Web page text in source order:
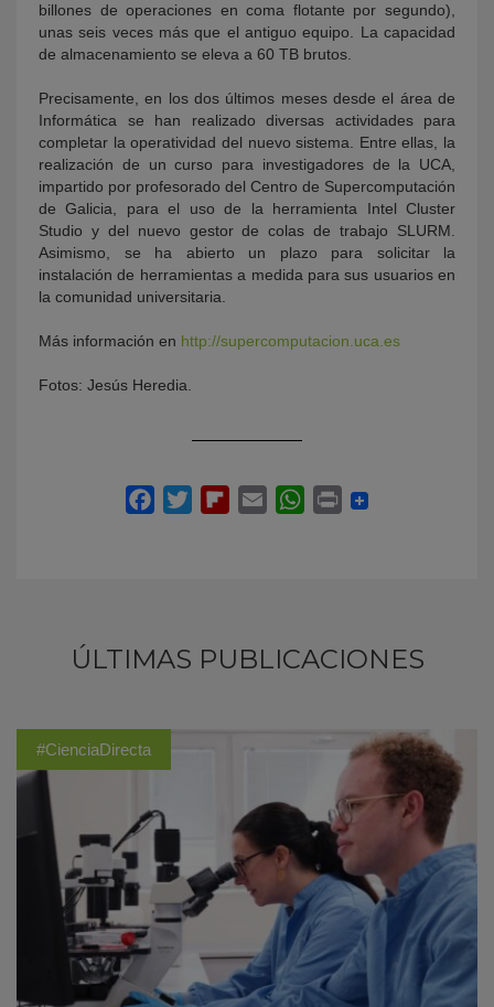
billones de operaciones en coma flotante por segundo),
unas seis veces más que el antiguo equipo. La capacidad
de almacenamiento se eleva a 60 TB brutos.
Precisamente, en los dos últimos meses desde el área de
Informática se han realizado diversas actividades para
completar la operatividad del nuevo sistema. Entre ellas, la
realización de un curso para investigadores de la UCA,
impartido por profesorado del Centro de Supercomputación
de Galicia, para el uso de la herramienta Intel Cluster
Studio y del nuevo gestor de colas de trabajo SLURM.
Asimismo, se ha abierto un plazo para solicitar la
instalación de herramientas a medida para sus usuarios en
la comunidad universitaria.
Más información en http://supercomputacion.uca.es
Fotos: Jesús Heredia.
ÚLTIMAS PUBLICACIONES
#CienciaDirecta